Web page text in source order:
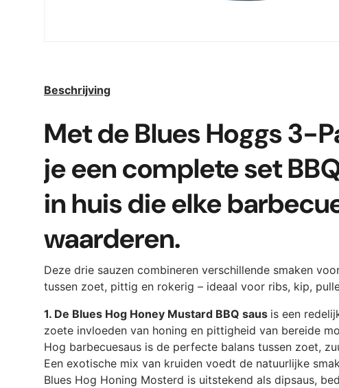
Beschrijving
Met de Blues Hoggs 3-
je een complete set
in huis die elke
waarderen.
Deze drie sauzen combineren verschillende smaken
tussen zoet, pittig en rokerig – ideaal voor ribs, kip,
1. De Blues Hog Honey Mustard BBQ saus is een
zoete invloeden van honing en pittigheid van bereide
Hog barbecuesaus is de perfecte balans tussen zoet,
Een exotische mix van kruiden voedt de natuurlijke
Blues Hog Honing Mosterd is uitstekend als dipsaus,